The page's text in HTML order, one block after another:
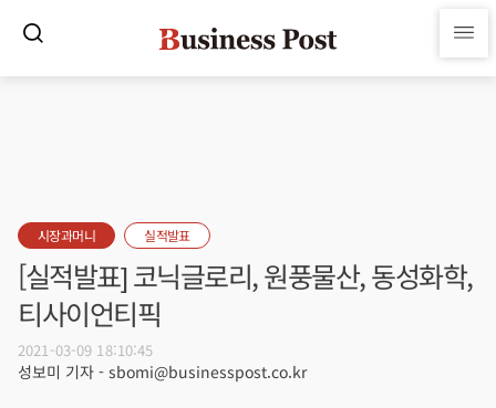
시장과머니 실적발표
[실적발표] 코닉글로리, 원풍물산, 동성화학,
티사이언티픽
2021-03-09 18:10:45
성보미 기자 - sbomi@businesspost.co.kr